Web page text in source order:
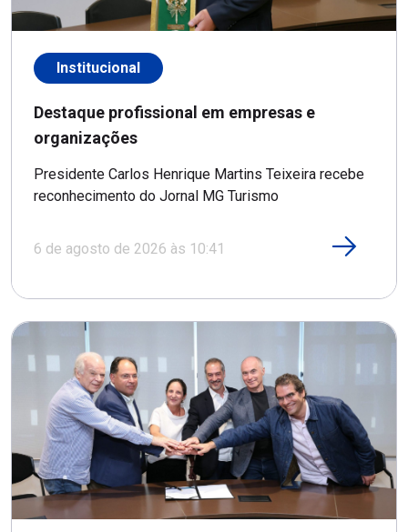
Institucional
Destaque profissional em empresas e
organizações
Presidente Carlos Henrique Martins Teixeira recebe
reconhecimento do Jornal MG Turismo
6 de agosto de 2026 às 10:41